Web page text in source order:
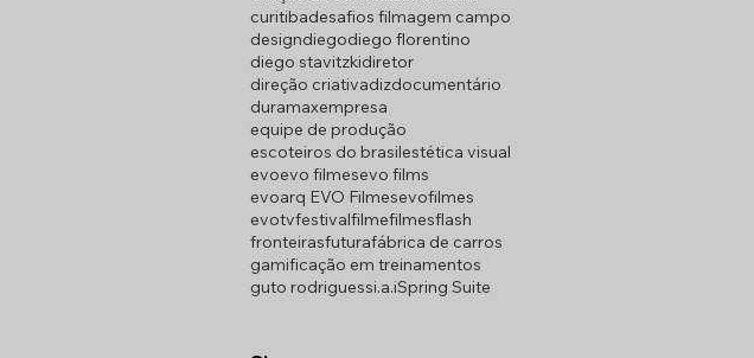
curitibadesafios filmagem campo
designdiegodiego florentino
diego stavitzkidiretor
direção criativadizdocumentário
duramaxempresa
equipe de produção
escoteiros do brasilestética visual
evoevo filmesevo films
evoarq EVO Filmesevofilmes
evotvfestivalfilmefilmesflash
fronteirasfuturafábrica de carros
gamificação em treinamentos
guto rodriguessi.a.iSpring Suite